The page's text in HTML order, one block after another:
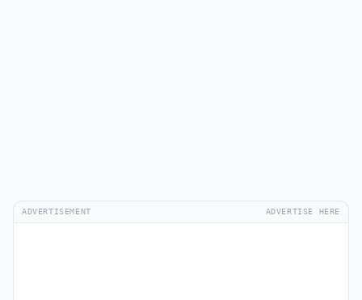
ADVERTISEMENT ADVERTISE HERE